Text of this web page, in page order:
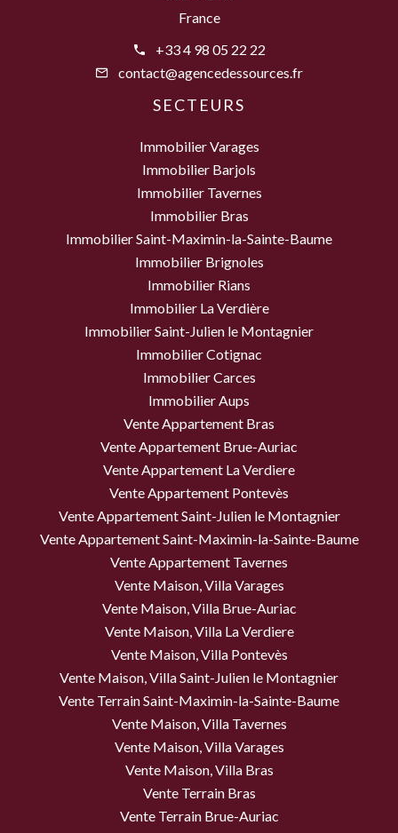
France
+33 4 98 05 22 22
contact@agencedessources.fr
SECTEURS
Immobilier Varages
Immobilier Barjols
Immobilier Tavernes
Immobilier Bras
Immobilier Saint-Maximin-la-Sainte-Baume
Immobilier Brignoles
Immobilier Rians
Immobilier La Verdière
Immobilier Saint-Julien le Montagnier
Immobilier Cotignac
Immobilier Carces
Immobilier Aups
Vente Appartement Bras
Vente Appartement Brue-Auriac
Vente Appartement La Verdiere
Vente Appartement Pontevès
Vente Appartement Saint-Julien le Montagnier
Vente Appartement Saint-Maximin-la-Sainte-Baume
Vente Appartement Tavernes
Vente Maison, Villa Varages
Vente Maison, Villa Brue-Auriac
Vente Maison, Villa La Verdiere
Vente Maison, Villa Pontevès
Vente Maison, Villa Saint-Julien le Montagnier
Vente Terrain Saint-Maximin-la-Sainte-Baume
Vente Maison, Villa Tavernes
Vente Maison, Villa Varages
Vente Maison, Villa Bras
Vente Terrain Bras
Vente Terrain Brue-Auriac